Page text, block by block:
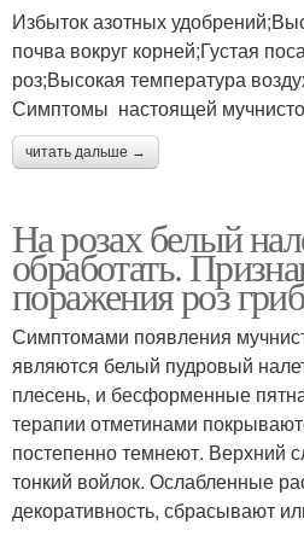
Избыток азотных
почва вокруг корней;Густая
роз;Высокая температура
Симптомы настоящей
читать дальше →
На розах белый
обработать.
поражения роз
Симптомами появления
являются белый пудровый
плесень, и бесформенные
терапии отметинами
постепенно темнеют. Верхний
тонкий войлок. Ослабленные
декоративность, сбрасывают